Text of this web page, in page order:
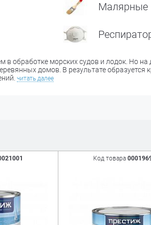
Малярные
в обработке морских судов и лодок. Но
домов. В результате образуется
читать далее
Код товара